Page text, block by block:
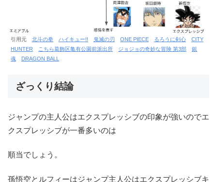
引用元 北斗の拳 ハイキュー!! 鬼滅の刃 ONE PIECE るろうに剣心
CITY
HUNTER
こちら葛飾区亀有公園前派出所 ジョジョの奇妙な冒険 第3部
銀
魂
DRAGON BALL
ざっくり結論
ジャンプの主人公はエクスプレッシブの印象が強いのでエ
クスプレッシブが一番多いのは
順当でしょう。
孫悟空とルフィーはジャンプ主人公はエクスプレッシブキ